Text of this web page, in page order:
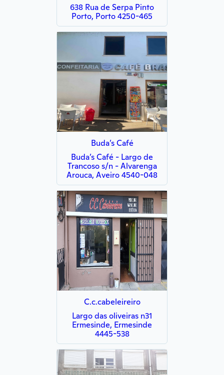
638 Rua de Serpa Pinto
Porto, Porto 4250-465
Buda’s Café
Buda’s Café - Largo de
Trancoso s/n - Alvarenga
Arouca, Aveiro 4540-048
C.c.cabeleireiro
Largo das oliveiras n31
Ermesinde, Ermesinde
4445-538